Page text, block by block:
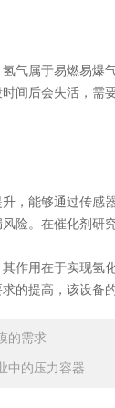
属于易燃易爆
间后会失活，
，能够通过传感
险。在催化剂研
用在于实现氢
的提高，该设备
的需求
中的压力容器